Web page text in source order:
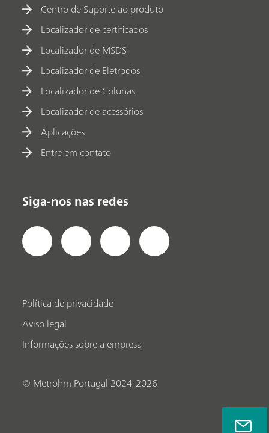
Centro de Suporte ao produto
Localizador de certificados
Localizador de MSDS
Localizador de Eletrodos
Localizador de Colunas
Localizador de acessórios
Aplicações
Entre em contato
Siga-nos nas redes
Política de privacidade
Aviso legal
Informações sobre a empresa
© Metrohm Portugal 2024-2026